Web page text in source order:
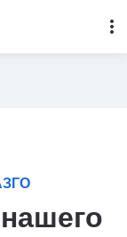
more_vert